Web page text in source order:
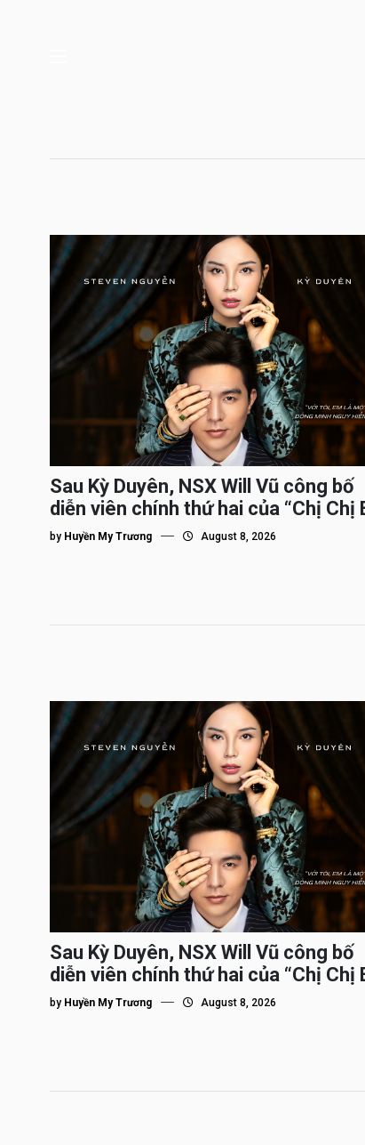
Sau Kỳ Duyên, NSX Will Vũ công bố
diễn viên chính thứ hai của “Chị Chị
Em 3″
by Huyền My Trương August 8, 2026
Sau Kỳ Duyên, NSX Will Vũ công bố
diễn viên chính thứ hai của “Chị Chị
Em 3″
by Huyền My Trương August 8, 2026